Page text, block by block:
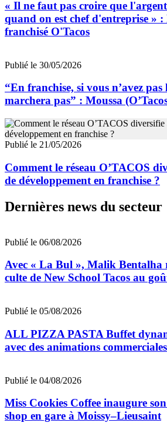
« Il ne faut pas croire que
quand on est chef d'entreprise »
franchisé O'Tacos
Publié le 30/05/2026
“En franchise, si vous n’avez
marchera pas” : Moussa
Publié le 21/05/2026
Comment le réseau O’TACOS
de développement en franchise ?
Dernières news du secteur
Publié le 06/08/2026
Avec « La Bul », Malik Bentalha
culte de New School Tacos au
Publié le 05/08/2026
ALL PIZZA PASTA Buffet
avec des animations
Publié le 04/08/2026
Miss Cookies Coffee inaugure
shop en gare à Moissy–Lieusaint